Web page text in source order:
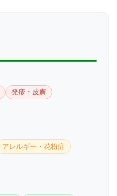
発疹・皮膚
アレルギー・花粉症